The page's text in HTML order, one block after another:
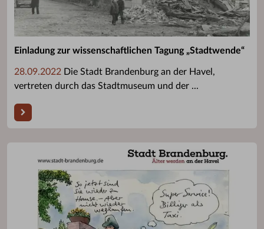
Einladung zur wissenschaftlichen Tagung „Stadtwende“
28.09.2022 Die Stadt Brandenburg an der Havel,
vertreten durch das Stadtmuseum und der ...